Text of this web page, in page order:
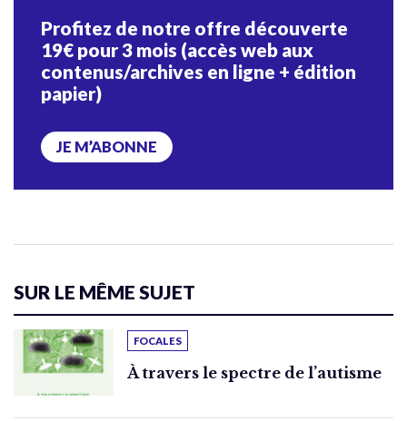
Profitez de notre offre découverte
19€ pour 3 mois (accès web aux
contenus/archives en ligne + édition
papier)
JE M’ABONNE
SUR LE MÊME SUJET
FOCALES
À travers le spectre de l’autisme